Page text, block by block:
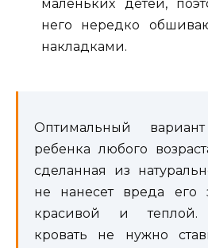
маленьких детей,
него нередко
накладками.
Оптимальный
ребенка любого
сделанная из
не нанесет вреда его
красивой и теплой.
кровать не нужно